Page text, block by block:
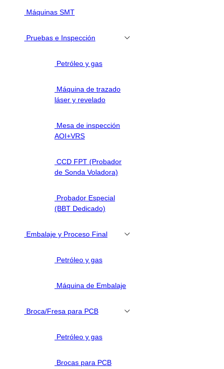
Máquinas SMT
Pruebas e Inspección
Petróleo y gas
Máquina de trazado
láser y revelado
Mesa de inspección
AOI+VRS
CCD FPT (Probador
de Sonda Voladora)
Probador Especial
(BBT Dedicado)
Embalaje y Proceso Final
Petróleo y gas
Máquina de Embalaje
Broca/Fresa para PCB
Petróleo y gas
Brocas para PCB